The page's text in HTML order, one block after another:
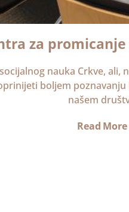
za
nauka Crkve, ali,
boljem
našem
Read More